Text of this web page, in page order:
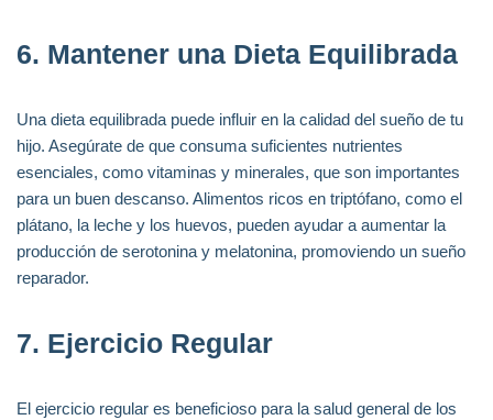
6. Mantener una Dieta Equilibrada
Una dieta equilibrada puede influir en la calidad del sueño de tu
hijo. Asegúrate de que consuma suficientes nutrientes
esenciales, como vitaminas y minerales, que son importantes
para un buen descanso. Alimentos ricos en triptófano, como el
plátano, la leche y los huevos, pueden ayudar a aumentar la
producción de serotonina y melatonina, promoviendo un sueño
reparador.
7. Ejercicio Regular
El ejercicio regular es beneficioso para la salud general de los